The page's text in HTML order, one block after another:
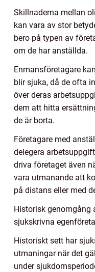
Skillnaderna mellan
kan vara av stor
bero på typen av
om de har anställda.
Enmansföretagare
blir sjuka, då de ofta
över deras
dem att hitta
de är borta.
Företagare med
delegera
driva företaget även
vara utmanande att
på distans eller med
Historisk genomgång
sjukskrivna
Historiskt sett har
utmaningar när det
under